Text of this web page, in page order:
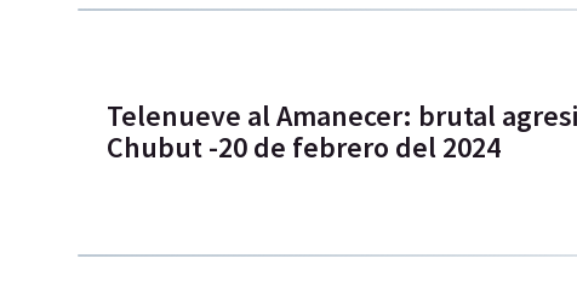
Telenueve al Amanecer: brutal
Chubut -20 de febrero del 2024